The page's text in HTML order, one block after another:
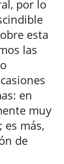
por lo
esta
las
en
muy
es más,
de